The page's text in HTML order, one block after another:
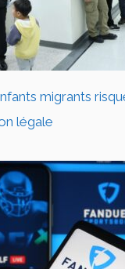
migrants
légale